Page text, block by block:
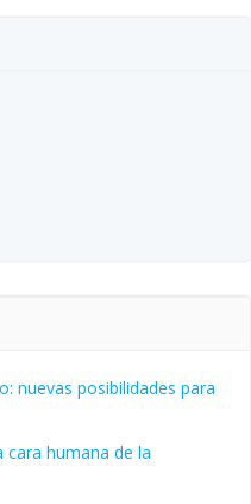
nuevas posibilidades para
cara humana de la